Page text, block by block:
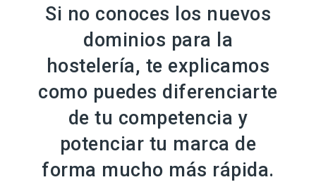
Si no conoces los nuevos
dominios para la
hostelería, te explicamos
como puedes diferenciarte
de tu competencia y
potenciar tu marca de
forma mucho más rápida.